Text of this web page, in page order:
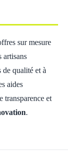
sur mesure
artisans
de qualité et à
aides
transparence et
.